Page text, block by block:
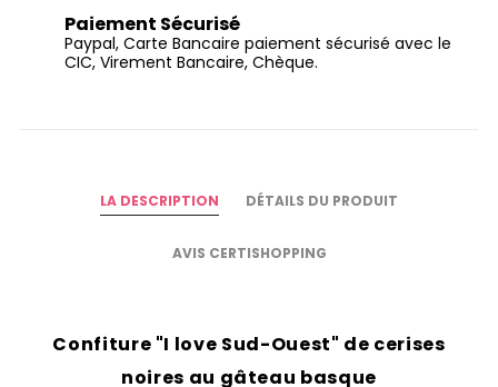
Paiement Sécurisé
Paypal, Carte Bancaire paiement sécurisé avec le
CIC, Virement Bancaire, Chèque.
LA DESCRIPTION DÉTAILS DU PRODUIT
AVIS CERTISHOPPING
Confiture "I love Sud-Ouest" de cerises
noires au gâteau basque